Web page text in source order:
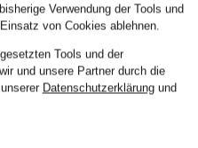
Verwendung der Tools und
von Cookies ablehnen.
Tools und der
und unsere Partner durch die
Datenschutzerklärungund